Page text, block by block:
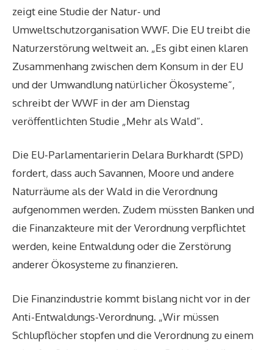
zeigt eine Studie der Natur- und
Umweltschutzorganisation WWF. Die EU treibt die
Naturzerstörung weltweit an. „Es gibt einen klaren
Zusammenhang zwischen dem Konsum in der EU
und der Umwandlung natürlicher Ökosysteme“,
schreibt der WWF in der am Dienstag
veröffentlichten Studie „Mehr als Wald“.
Die EU-Parlamentarierin Delara Burkhardt (SPD)
fordert, dass auch Savannen, Moore und andere
Naturräume als der Wald in die Verordnung
aufgenommen werden. Zudem müssten Banken und
die Finanzakteure mit der Verordnung verpflichtet
werden, keine Entwaldung oder die Zerstörung
anderer Ökosysteme zu finanzieren.
Die Finanzindustrie kommt bislang nicht vor in der
Anti-Entwaldungs-Verordnung. „Wir müssen
Schlupflöcher stopfen und die Verordnung zu einem